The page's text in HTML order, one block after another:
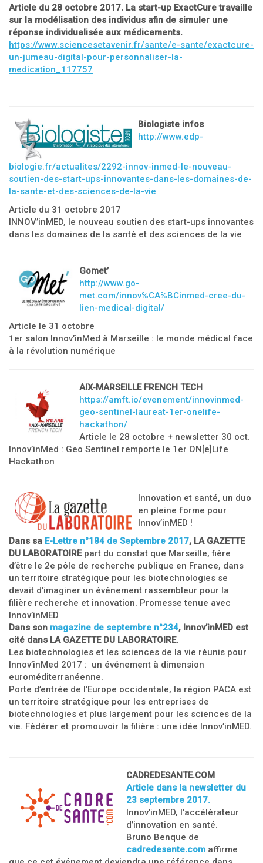
Article du 28 octobre 2017. La start-up ExactCure travaille
sur la modélisation des individus afin de simuler une
réponse individualisée aux médicaments.
https://www.sciencesetavenir.fr/sante/e-sante/exactcure-
un-jumeau-digital-pour-personnaliser-la-
medication_117757
Biologiste infos
http://www.edp-
biologie.fr/actualites/2292-innov-inmed-le-nouveau-
soutien-des-start-ups-innovantes-dans-les-domaines-de-
la-sante-et-des-sciences-de-la-vie
Article du 31 octobre 2017
INNOV’inMED, le nouveau soutien des start-ups innovantes
dans les domaines de la santé et des sciences de la vie
Gomet’
http://www.go-
met.com/innov%CA%BCinmed-cree-du-
lien-medical-digital/
Article le 31 octobre
1er salon InnovʼinMed à Marseille : le monde médical face
à la révolution numérique
AIX-MARSEILLE FRENCH TECH
https://amft.io/evenement/innovinmed-
geo-sentinel-laureat-1er-onelife-
hackathon/
Article le 28 octobre + newsletter 30 oct.
Innov’inMed : Geo Sentinel remporte le 1er ON[e]Life
Hackathon
Innovation et santé, un duo
en pleine forme pour
Innov’inMED !
Dans sa E-Lettre n°184 de Septembre 2017, LA GAZETTE
DU LABORATOIREpart du constat que Marseille, fière
d’être le 2e pôle de recherche publique en France, dans
un territoire stratégique pour les biotechnologies se
devait d’imaginer un événement rassembleur pour la
filière recherche et innovation. Promesse tenue avec
Innov’inMED
Dans son magazine de septembre n°234, Innov’inMED est
cité dans LA GAZETTE DU LABORATOIRE.
Les biotechnologies et les sciences de la vie réunis pour
Innov’inMed 2017 : un événement à dimension
euroméditerranéenne.
Porte d’entrée de l’Europe occidentale, la région PACA est
un territoire stratégique pour les entreprises de
biotechnologies et plus largement pour les sciences de la
vie. Fédérer et promouvoir la filière : une idée Innov’inMED.
CADREDESANTE.COM
Article dans la newsletter du
23 septembre 2017.
Innov’inMED, l’accélérateur
d’innovation en santé.
Bruno Benque de
cadredesante.com affirme